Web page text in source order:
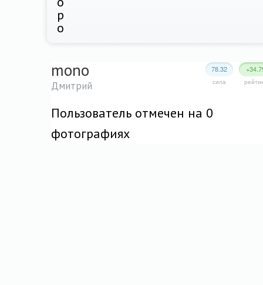
р
о
78.32
сила
mono
Дмитрий
Пользователь отмечен на 0
фотографиях